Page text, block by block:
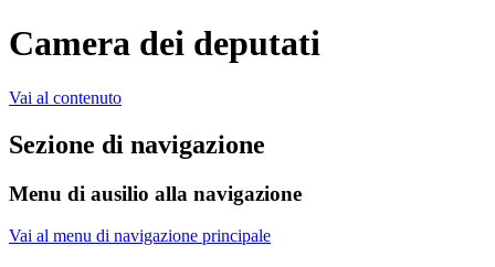
Camera dei deputati
Vai al contenuto
Sezione di navigazione
Menu di ausilio alla navigazione
Vai al menu di navigazione principale